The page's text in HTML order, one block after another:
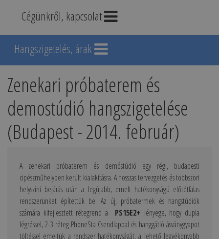
Cégünkről, kapcsolat
Hangszigetelés, árak
Zenekari próbaterem és
demostúdió hangszigetelése
(Budapest - 2014. február)
A zenekari próbaterem és demóstúdió egy régi, budapesti
cipészműhelyben került kialakításra. A hosszas tervezgetés és többszöri
helyszíni bejárás után a legújabb, emelt hatékonyságú előtétfalas
rendszerünket építettük be. Az új, próbatermek és hangstúdiók
számára kifejlesztett rétegrend a PS15E2+ lényege, hogy dupla
légréssel, 2-3 réteg PhoneSta Csendlappal és hanggátló ásványgyapot
töltéssel emeltük a rendszer hatékonyságát, a lehető legvékonyabb